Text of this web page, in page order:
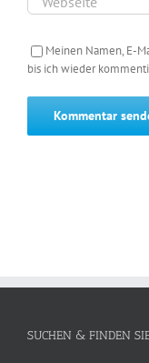
Meinen Namen, E-
bis ich wieder
SUCHEN & FINDEN